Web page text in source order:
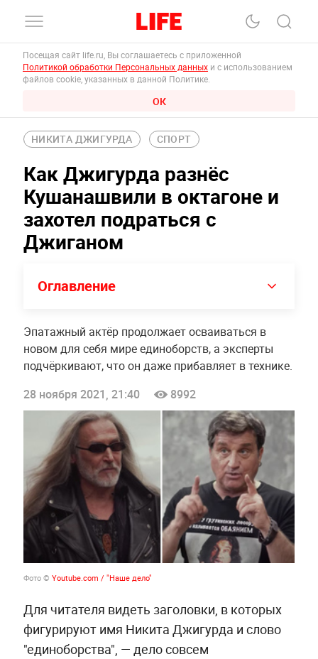
Посещая сайт life.ru, Вы соглашаетесь с приложенной
Политикой обработки Персональных данных и с использованием
файлов cookie, указанных в данной Политике.
ОК
НИКИТА ДЖИГУРДА СПОРТ
Как Джигурда разнёс
Кушанашвили в октагоне и
захотел подраться с
Джиганом
Оглавление
Эпатажный актёр продолжает осваиваться в
новом для себя мире единоборств, а эксперты
подчёркивают, что он даже прибавляет в технике.
28 ноября 2021, 21:40
8992
Фото © Youtube.com / "Наше дело"
Для читателя видеть заголовки, в которых
фигурируют имя Никита Джигурда и слово
"единоборства", — дело совсем